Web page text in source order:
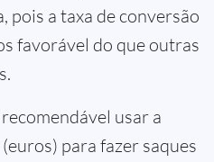
pois a taxa de conversão
favorável do que outras
usar a
para fazer saques